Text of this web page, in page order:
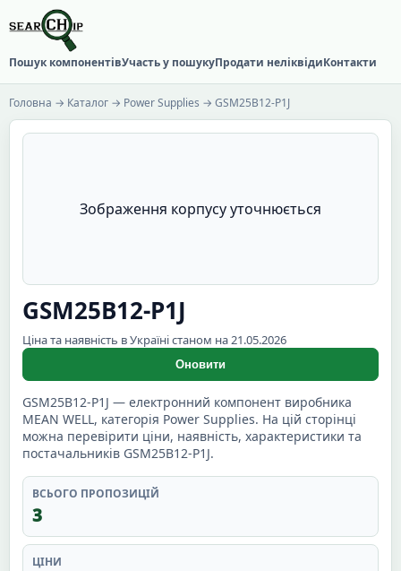
Пошук компонентівУчасть у пошукуПродати неліквідиКонтакти
Головна → Каталог → Power Supplies → GSM25B12-P1J
Зображення корпусу уточнюється
GSM25B12-P1J
Ціна та наявність в Україні станом на 21.05.2026
Оновити
GSM25B12-P1J — електронний компонент виробника
MEAN WELL, категорія Power Supplies. На цій сторінці
можна перевірити ціни, наявність, характеристики та
постачальників GSM25B12-P1J.
ВСЬОГО ПРОПОЗИЦІЙ
3
ЦІНИ